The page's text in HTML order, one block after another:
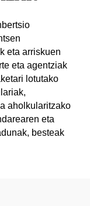
eta arriskuen
eta agentziak
lotutako
aholkularitzako
eta
besteak